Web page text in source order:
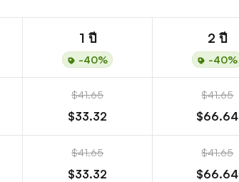
1 ปี
-40%
2 ปี
-40%
$41.65
$33.32
$41.65
$66.64
$41.65
$33.32
$41.65
$66.64